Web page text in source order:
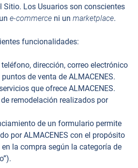
Sitio. Los Usuarios son conscientes
e-commerce ni un marketplace.
funcionalidades:
dirección, correo electrónico
de venta de ALMACENES.
que ofrece ALMACENES.
remodelación realizados por
de un formulario permite
por ALMACENES con el propósito
la compra según la categoría de